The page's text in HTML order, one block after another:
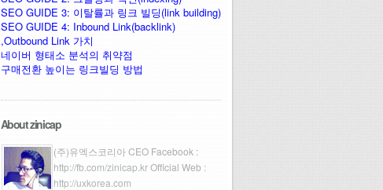
SEO GUIDE 3: 이탈률과 링크 빌딩(link building)
SEO GUIDE 4: Inbound Link(backlink)
,Outbound Link 가치
네이버 형태소 분석의 취약점
구매전환 높이는 링크빌딩 방법
About zinicap
(주)유엑스코리아 CEO Facebook :
http://fb.com/zinicap.krOfficial Web :
http://uxkorea.com